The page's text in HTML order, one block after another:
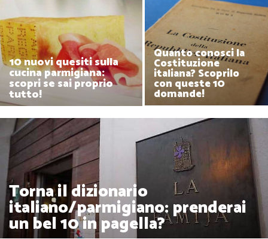
10 nuovi quesiti sulla
cucina parmigiana:
scopri se sai proprio
tutto!
Quanto conosci la
Costituzione
italiana? Scoprilo
con queste 10
domande!
Torna il dizionario
italiano/parmigiano: prenderai
un bel 10 in pagella?